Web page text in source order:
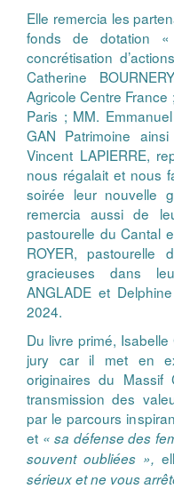
Elle remercia les
fonds de dotation
concrétisation
Catherine
Agricole Centre France
Paris ; MM.
GAN Patrimoine
Vincent LAPIERRE,
nous régalait et nous
soirée leur nouvelle
remercia aussi de
pastourelle du Cantal
ROYER,
gracieuses dans
ANGLADE et
2024.
Du livre primé, Isabelle
jury car il met en
originaires du Massif
transmission des
par le parcours
et « sa défense des
souvent oubliées »,
sérieux et ne vous